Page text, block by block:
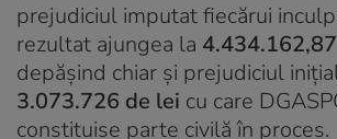
prejudiciul imputat fiecărui
rezultat ajungea la
depășind chiar și prejudiciul
3.073.726 de lei cu care
constituise parte civilă în proces.